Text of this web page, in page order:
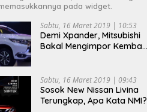
pada widget.
Sabtu, 16 Maret 2019 | 10:53
Demi Xpander, Mitsubishi
Bakal Mengimpor Kembali
Sabtu, 16 Maret 2019 | 09:43
Sosok New Nissan Livina
Terungkap, Apa Kata NMI?